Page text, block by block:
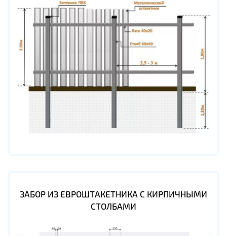
ЗАБОР ИЗ ЕВРОШТАКЕТНИКА С КИРПИЧНЫМИ
СТОЛБАМИ